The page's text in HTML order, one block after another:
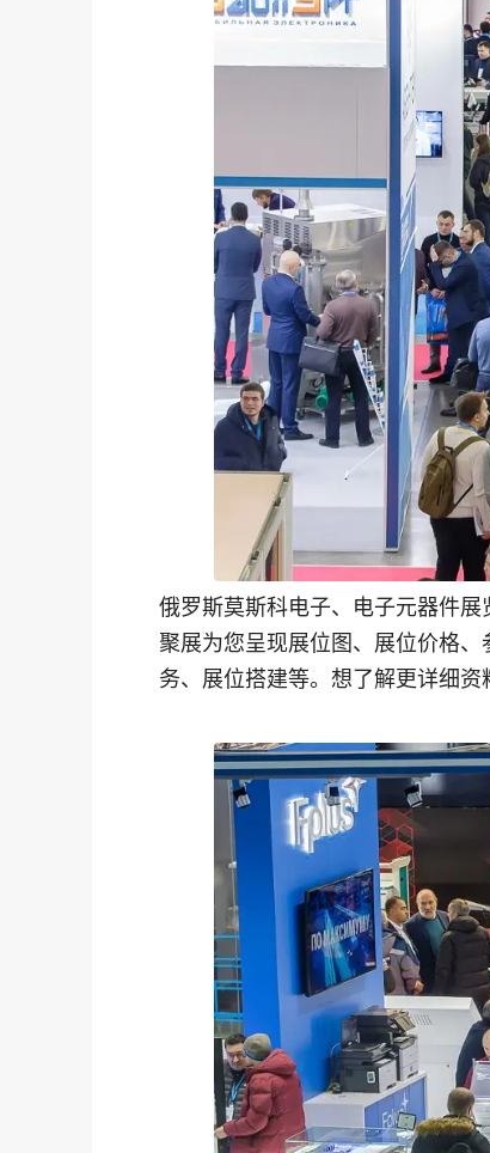
俄罗斯莫斯科电子、电子元器件
聚展为您呈现展位图、展位价格
务、展位搭建等。想了解更详细资